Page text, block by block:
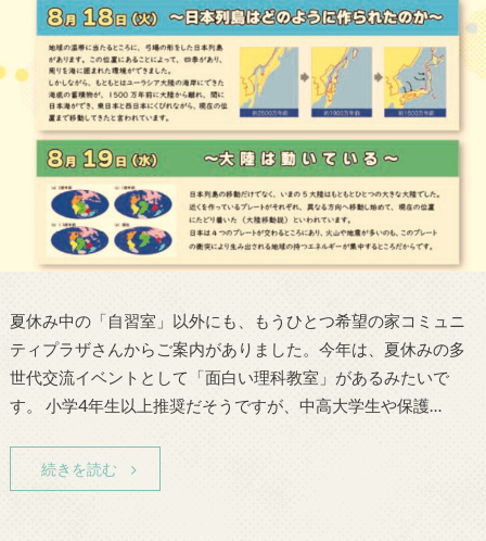
夏休み中の「自習室」以外にも、もうひとつ希望の家コミュニ
ティプラザさんからご案内がありました。今年は、夏休みの多
世代交流イベントとして「面白い理科教室」があるみたいで
す。 小学4年生以上推奨だそうですが、中高大学生や保護…
続きを読む